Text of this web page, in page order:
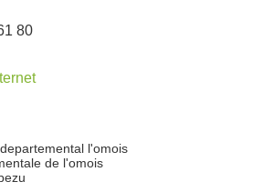
80
l'omois
de l'omois